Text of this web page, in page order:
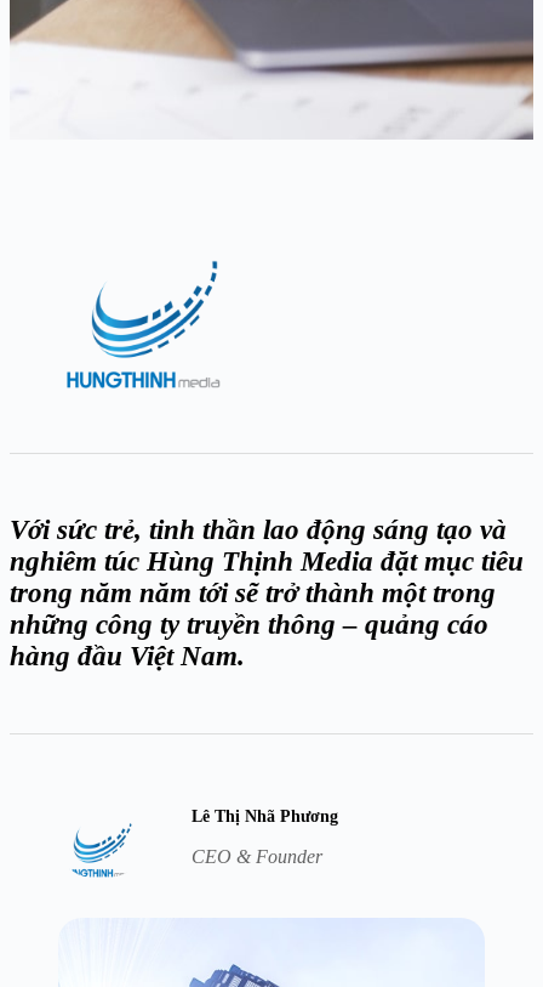
Với sức trẻ, tinh thần lao động sáng tạo và
nghiêm túc Hùng Thịnh Media đặt mục tiêu
trong năm năm tới sẽ trở thành một trong
những công ty truyền thông – quảng cáo
hàng đầu Việt Nam.
Lê Thị Nhã Phương
CEO & Founder